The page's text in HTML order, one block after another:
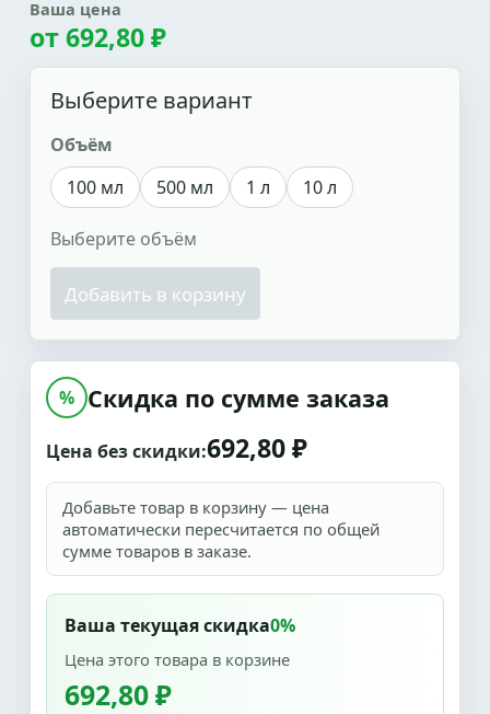
Ваша цена
от692,80 ₽
Выберите вариант
Объём
100 мл
500 мл 1 л 10 л
Выберите объём
Добавить в корзину
% Скидка по сумме заказа
Цена без скидки:692,80 ₽
Добавьте товар в корзину — цена
автоматически пересчитается по общей
сумме товаров в заказе.
Ваша текущая скидка0%
Цена этого товара в корзине
692,80 ₽